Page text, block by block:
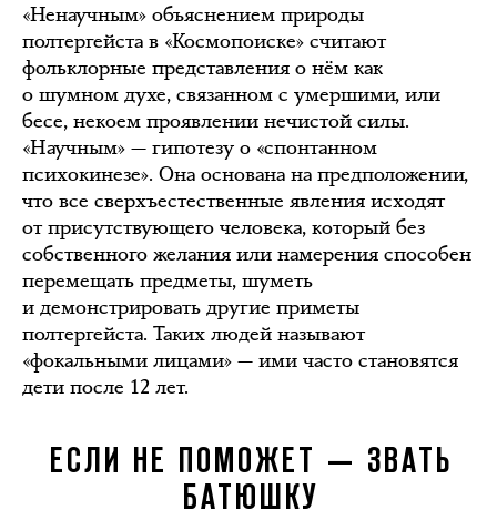
«Ненаучным» объяснением природы
полтергейста в «Космопоиске» считают
фольклорные представления о нём как
о шумном духе, связанном с умершими, или
бесе, некоем проявлении нечистой силы.
«Научным» — гипотезу о «спонтанном
психокинезе». Она основана на предположении,
что все сверхъестественные явления исходят
от присутствующего человека, который без
собственного желания или намерения способен
перемещать предметы, шуметь
и демонстрировать другие приметы
полтергейста. Таких людей называют
«фокальными лицами» — ими часто становятся
дети после 12 лет.
ЕСЛИ НЕ ПОМОЖЕТ — ЗВАТЬ
БАТЮШКУ